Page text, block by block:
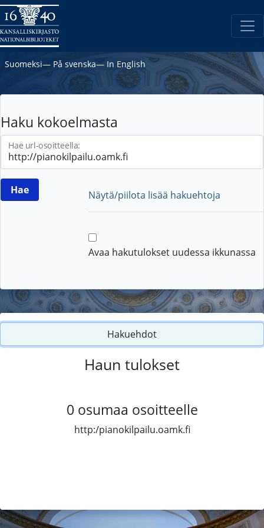
Suomeksi― På svenska― In English
Haku kokoelmasta
Hae url-osoitteella:
Näytä/piilota lisää hakuehtoja
Avaa hakutulokset uudessa ikkunassa
Hakuehdot
Haun tulokset
0 osumaa osoitteelle
http:/pianokilpailu.oamk.fi